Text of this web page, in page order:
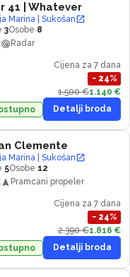
41 | Whatever
Marina | Sukošan
3Osobe 8
Radar
Cijena za 7 dana
− 24%
1.500 €1.140 €
Detalji broda
Clemente
Marina | Sukošan
5Osobe 12
Pramcani propeler
Cijena za 7 dana
− 24%
2.390 €1.816 €
Detalji broda